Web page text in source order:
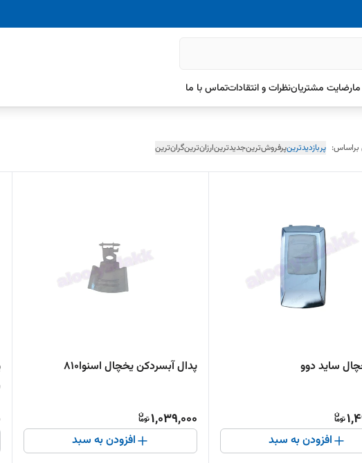
رضایت مشتریاننظرات و انتقاداتتماس با ما
پربازدیدترینپرفروش‌ترینجدیدترینارزان‌ترینگران‌ترین
ساید دوو
افزودن به سبد
پدال آبسردکن یخچال اسنوا810
1,039,000
افزودن به سبد